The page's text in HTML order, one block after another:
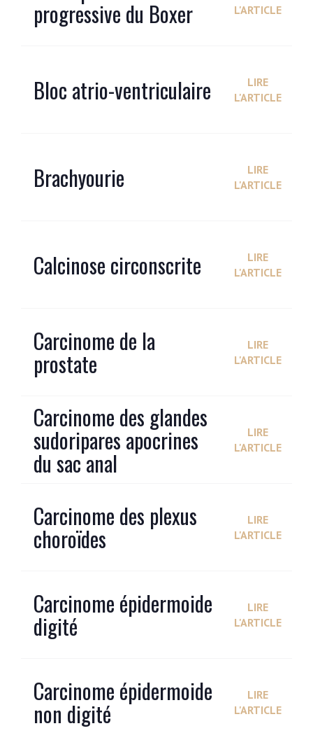
progressive du Boxer
L'ARTICLE
Bloc atrio-ventriculaire
LIRE
L'ARTICLE
Brachyourie
LIRE
L'ARTICLE
Calcinose circonscrite
LIRE
L'ARTICLE
Carcinome de la
prostate
LIRE
L'ARTICLE
Carcinome des glandes
sudoripares apocrines
du sac anal
LIRE
L'ARTICLE
Carcinome des plexus
choroïdes
LIRE
L'ARTICLE
Carcinome épidermoide
digité
LIRE
L'ARTICLE
Carcinome épidermoide
non digité
LIRE
L'ARTICLE